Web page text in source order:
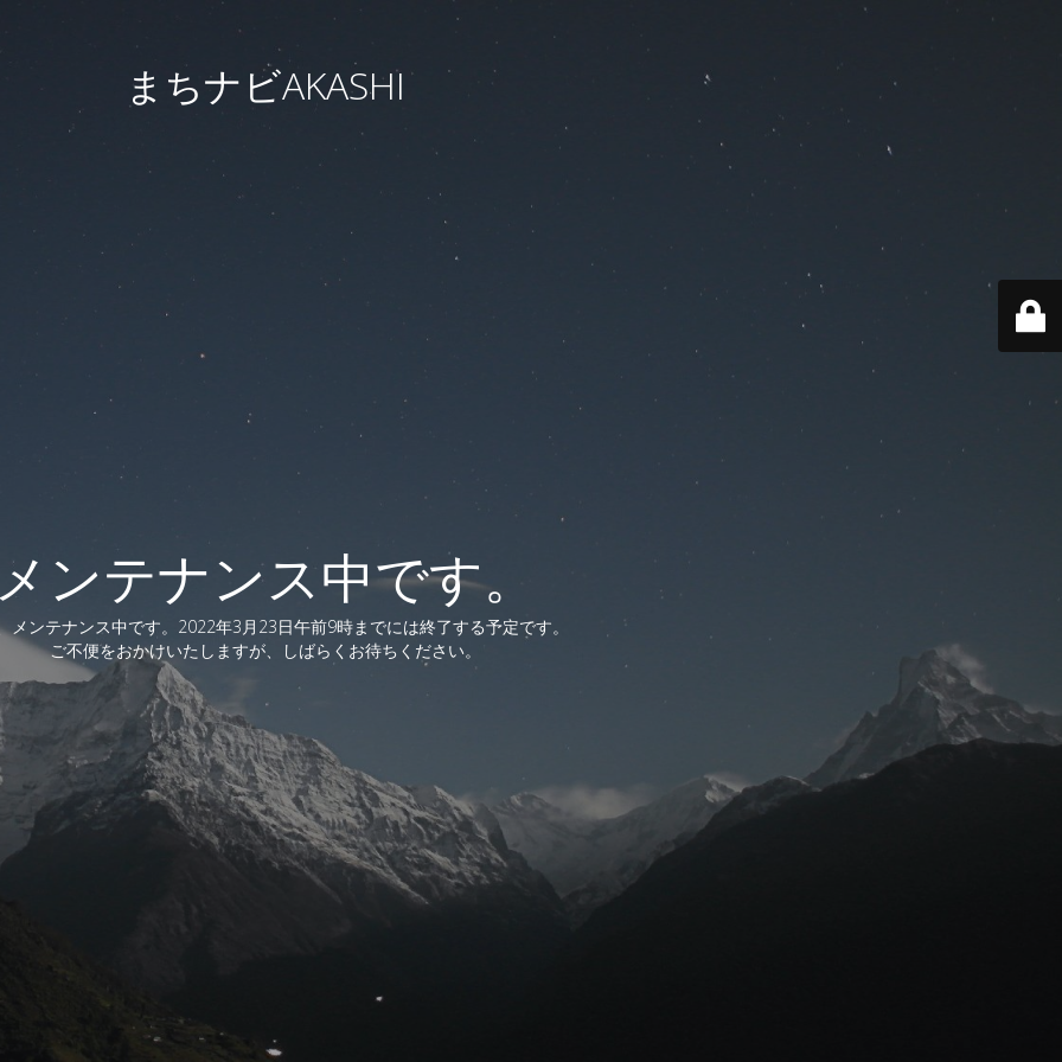
まちナビAKASHI
ンテナンス中です。
メンテナンス中です。2022年3月23日午前9時までには終了する予定です。
ご不便をおかけいたしますが、しばらくお待ちください。